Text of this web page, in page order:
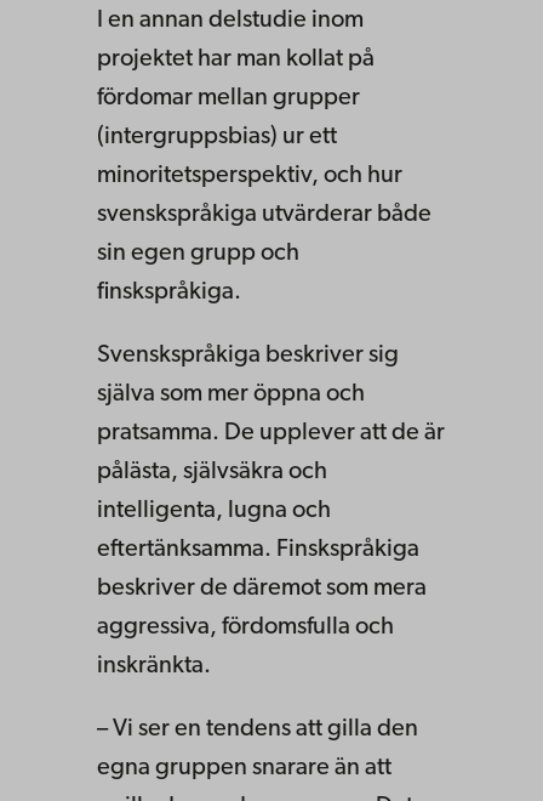
I en annan delstudie inom
projektet har man kollat på
fördomar mellan grupper
(intergruppsbias) ur ett
minoritetsperspektiv, och hur
svenskspråkiga utvärderar både
sin egen grupp och
finskspråkiga.
Svenskspråkiga beskriver sig
själva som mer öppna och
pratsamma. De upplever att de är
pålästa, självsäkra och
intelligenta, lugna och
eftertänksamma. Finskspråkiga
beskriver de däremot som mera
aggressiva, fördomsfulla och
inskränkta.
– Vi ser en tendens att gilla den
egna gruppen snarare än att